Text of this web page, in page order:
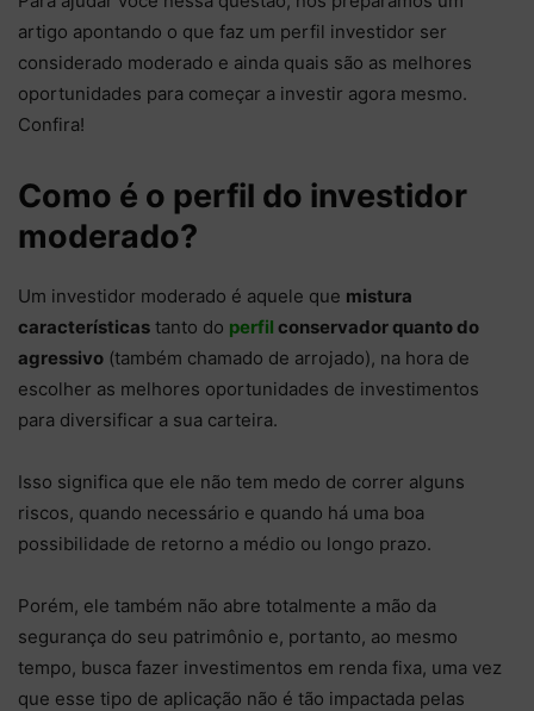
artigo apontando o que faz um perfil investidor ser
considerado moderado e ainda quais são as melhores
oportunidades para começar a investir agora mesmo.
Confira!
Como é o perfil do investidor
moderado?
Um investidor moderado é aquele que mistura
características tanto do perfil conservador quanto do
agressivo (também chamado de arrojado), na hora de
escolher as melhores oportunidades de investimentos
para diversificar a sua carteira.
Isso significa que ele não tem medo de correr alguns
riscos, quando necessário e quando há uma boa
possibilidade de retorno a médio ou longo prazo.
Porém, ele também não abre totalmente a mão da
segurança do seu patrimônio e, portanto, ao mesmo
tempo, busca fazer investimentos em renda fixa, uma vez
que esse tipo de aplicação não é tão impactada pelas